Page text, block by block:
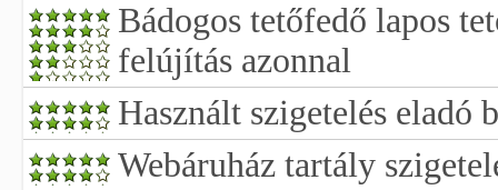
Bádogos tetőfedő lapos
felújítás azonnal
Használt szigetelés eladó
Webáruház tartály